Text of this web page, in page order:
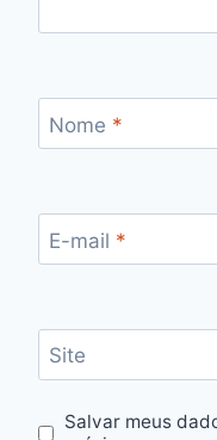
Nome *
E-mail *
Site
Salvar meus